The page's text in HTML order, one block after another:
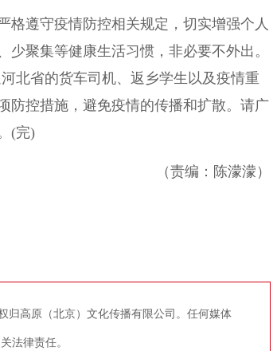
遵守疫情防控相关规定，切实增强个人
聚集等健康生活习惯，非必要不外出。
北省的货车司机、返乡学生以及疫情重
防控措施，避免疫情的传播和扩散。请广
(完)
（责编：陈濛濛）
归高原（北京）文化传播有限公司。任何媒体
法律责任。